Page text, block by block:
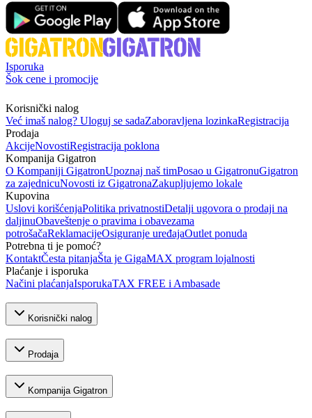
Isporuka
Šok cene i promocije
Korisnički nalog
Već imaš nalog? Uloguj se sadaZaboravljena lozinkaRegistracija
Prodaja
AkcijeNovostiRegistracija poklona
Kompanija Gigatron
O Kompaniji GigatronUpoznaj naš timPosao u GigatronuGigatron
za zajednicuNovosti iz GigatronaZakupljujemo lokale
Kupovina
Uslovi korišćenjaPolitika privatnostiDetalji ugovora o prodaji na
daljinuObaveštenje o pravima i obavezama
potrošačaReklamacijeOsiguranje uređajaOutlet ponuda
Potrebna ti je pomoć?
KontaktČesta pitanjaŠta je GigaMAX program lojalnosti
Plaćanje i isporuka
Načini plaćanjaIsporukaTAX FREE i Ambasade
Korisnički nalog
Prodaja
Kompanija Gigatron